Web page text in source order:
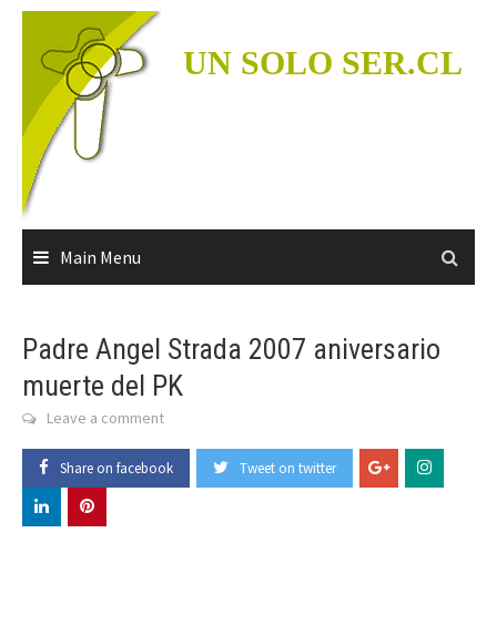
Skip
content
UN SOLO SER.CL
Main Menu
Padre Angel Strada 2007 aniversario
muerte del PK
Leave a comment
Share on facebook Tweet on twitter